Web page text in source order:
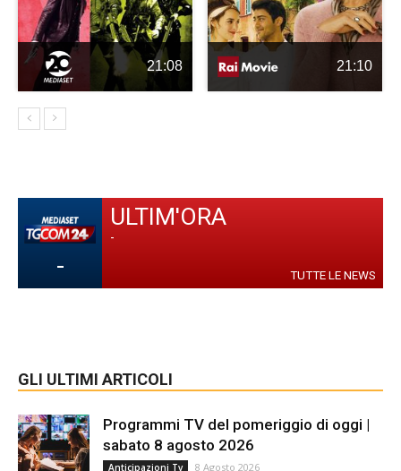
21:08 21:10
-
ULTIM'ORA
-
TUTTE LE NEWS
GLI ULTIMI ARTICOLI
Programmi TV del pomeriggio di oggi |
sabato 8 agosto 2026
Anticipazioni Tv 8 Agosto 2026